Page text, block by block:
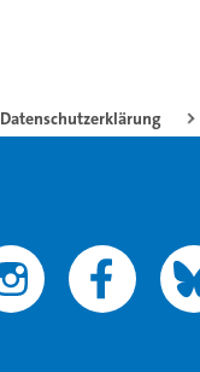
Datenschutzerklärung